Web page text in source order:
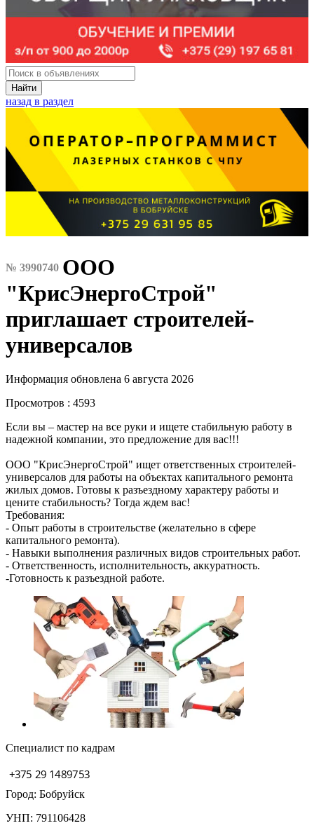
Найти
назад в раздел
№ 3990740 ООО
"КрисЭнергоСтрой"
приглашает строителей-
универсалов
Информация обновлена 6 августа 2026
Просмотров : 4593
Если вы – мастер на все руки и ищете стабильную работу в
надежной компании, это предложение для вас!!!
ООО "КрисЭнергоСтрой" ищет ответственных строителей-
универсалов для работы на объектах капитального ремонта
жилых домов. Готовы к разъездному характеру работы и
цените стабильность? Тогда ждем вас!
Требования:
- Опыт работы в строительстве (желательно в сфере
капитального ремонта).
- Навыки выполнения различных видов строительных работ.
- Ответственность, исполнительность, аккуратность.
-Готовность к разъездной работе.
Специалист по кадрам
Город: Бобруйск
УНП: 791106428